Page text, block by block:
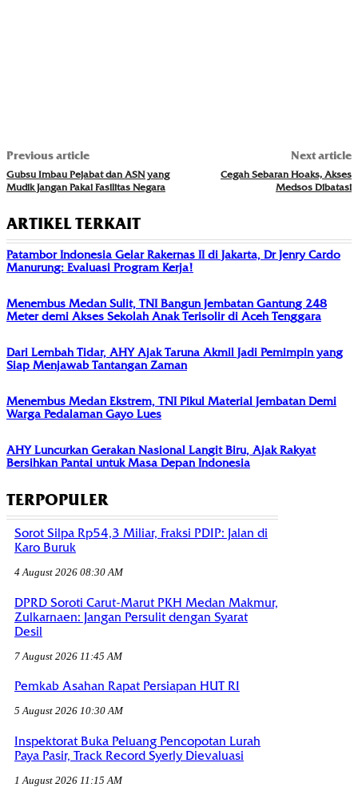
Previous article
Gubsu Imbau Pejabat dan ASN yang
Mudik Jangan Pakai Fasilitas Negara
Next article
Cegah Sebaran Hoaks, Akses
Medsos Dibatasi
ARTIKEL TERKAIT
Patambor Indonesia Gelar Rakernas II di Jakarta, Dr Jenry Cardo
Manurung: Evaluasi Program Kerja!
Menembus Medan Sulit, TNI Bangun Jembatan Gantung 248
Meter demi Akses Sekolah Anak Terisolir di Aceh Tenggara
Dari Lembah Tidar, AHY Ajak Taruna Akmil Jadi Pemimpin yang
Siap Menjawab Tantangan Zaman
Menembus Medan Ekstrem, TNI Pikul Material Jembatan Demi
Warga Pedalaman Gayo Lues
AHY Luncurkan Gerakan Nasional Langit Biru, Ajak Rakyat
Bersihkan Pantai untuk Masa Depan Indonesia
TERPOPULER
Sorot Silpa Rp54,3 Miliar, Fraksi PDIP: Jalan di
Karo Buruk
4 August 2026 08:30 AM
DPRD Soroti Carut-Marut PKH Medan Makmur,
Zulkarnaen: Jangan Persulit dengan Syarat
Desil
7 August 2026 11:45 AM
Pemkab Asahan Rapat Persiapan HUT RI
5 August 2026 10:30 AM
Inspektorat Buka Peluang Pencopotan Lurah
Paya Pasir, Track Record Syerly Dievaluasi
1 August 2026 11:15 AM